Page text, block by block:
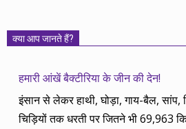
क्या आप जानते हैं?
हमारी आंखें बैक्टीरिया के जीन की देन!
इंसान से लेकर हाथी, घोड़ा, गाय-बैल,
चिड़ियों तक धरती पर जितने भी 69,963